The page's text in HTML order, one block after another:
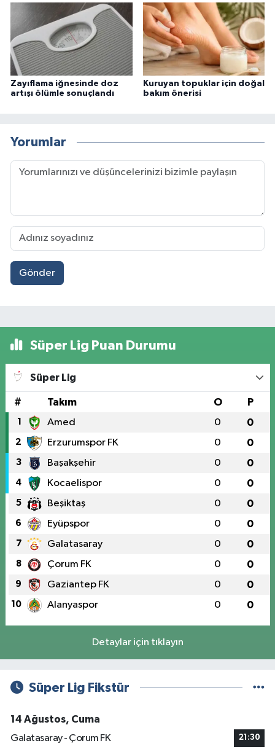
Zayıflama iğnesinde doz
artışı ölümle sonuçlandı
Kuruyan topuklar için doğal
bakım önerisi
Yorumlar
Gönder
Süper Lig Puan Durumu
Süper Lig
# Takım O P
1 Amed 0 0
2 Erzurumspor FK 0 0
3 Başakşehir 0 0
4 Kocaelispor 0 0
5 Beşiktaş 0 0
6 Eyüpspor 0 0
7 Galatasaray 0 0
8 Çorum FK 0 0
9 Gaziantep FK 0 0
10 Alanyaspor 0 0
Detaylar için tıklayın
Süper Lig Fikstür
14 Ağustos, Cuma
Galatasaray - Çorum FK
21:30